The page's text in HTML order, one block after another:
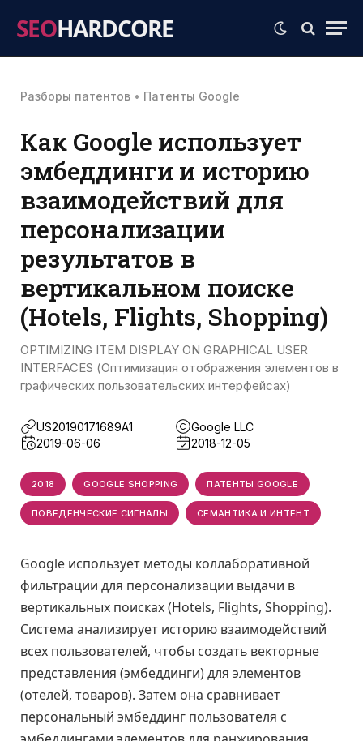
SEOHARDCORE
Разборы патентов • Патенты Google
Как Google использует
эмбеддинги и историю
взаимодействий для
персонализации
результатов в
вертикальном поиске
(Hotels, Flights, Shopping)
OPTIMIZING ITEM DISPLAY ON GRAPHICAL USER
INTERFACES (Оптимизация отображения элементов в
графических пользовательских интерфейсах)
US20190171689A1
Google LLC
2019-06-06
2018-12-05
2018 GOOGLE SHOPPING ПАТЕНТЫ GOOGLE
ПОВЕДЕНЧЕСКИЕ СИГНАЛЫ СЕМАНТИКА И ИНТЕНТ
Google использует методы коллаборативной
фильтрации для персонализации выдачи в
вертикальных поисках (Hotels, Flights, Shopping).
Система анализирует историю взаимодействий
всех пользователей, чтобы создать векторные
представления (эмбеддинги) для элементов
(отелей, товаров). Затем она сравнивает
персональный эмбеддинг пользователя с